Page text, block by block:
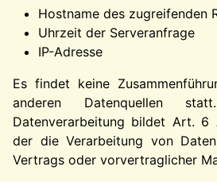
Hostname des zugreifenden
Uhrzeit der Serveranfrage
IP-Adresse
Es findet keine
anderen Datenquellen
Datenverarbeitung bildet Art. 6
der die Verarbeitung von
Vertrags oder vorvertraglicher